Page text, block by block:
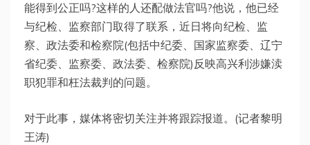
能得到公正吗?这样的人还配做法官吗?他说，他已经
与纪检、监察部门取得了联系，近日将向纪检、监
察、政法委和检察院(包括中纪委、国家监察委、辽宁
省纪委、监察委、政法委、检察院)反映高兴利涉嫌渎
职犯罪和枉法裁判的问题。
对于此事，媒体将密切关注并将跟踪报道。(记者黎明
王涛)